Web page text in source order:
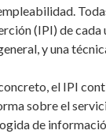
(IPI) de
y una
el IPI
sobre el
de